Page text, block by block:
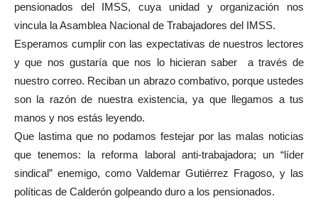
pensionados del IMSS, cuya unidad y organización nos
vincula la Asamblea Nacional de Trabajadores del IMSS.
Esperamos cumplir con las expectativas de nuestros lectores
y que nos gustaría que nos lo hicieran saber a través de
nuestro correo. Reciban un abrazo combativo, porque ustedes
son la razón de nuestra existencia, ya que llegamos a tus
manos y nos estás leyendo.
Que lastima que no podamos festejar por las malas noticias
que tenemos: la reforma laboral anti-trabajadora; un “líder
sindical” enemigo, como Valdemar Gutiérrez Fragoso, y las
políticas de Calderón golpeando duro a los pensionados.